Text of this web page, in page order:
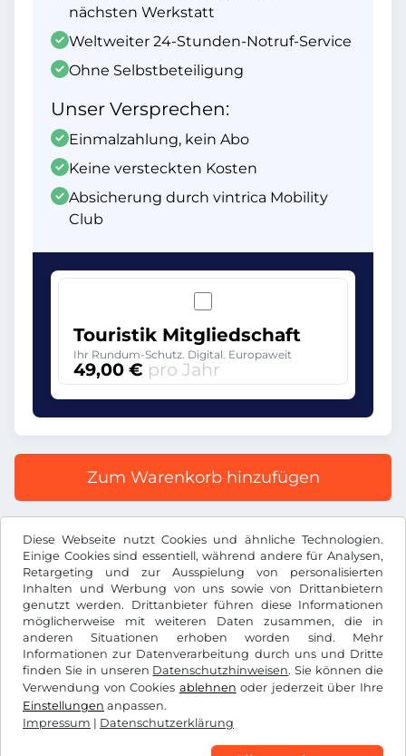
Diese Webseite nutzt Cookies und ähnliche Technologien.
Einige Cookies sind essentiell, während andere für Analysen,
Retargeting und zur Ausspielung von personalisierten
Inhalten und Werbung von uns sowie von Drittanbietern
genutzt werden. Drittanbieter führen diese Informationen
möglicherweise mit weiteren Daten zusammen, die in
anderen Situationen erhoben worden sind. Mehr
Informationen zur Datenverarbeitung durch uns und Dritte
finden Sie in unseren Datenschutzhinweisen. Sie können die
Verwendung von Cookies ablehnen oder jederzeit über Ihre
Einstellungen anpassen.
Impressum | Datenschutzerklärung
nächsten Werkstatt
Weltweiter 24-Stunden-Notruf-Service
Ohne Selbstbeteiligung
Unser Versprechen:
Einmalzahlung, kein Abo
Keine versteckten Kosten
Absicherung durch vintrica Mobility
Club
Touristik Mitgliedschaft
Ihr Rundum-Schutz. Digital. Europaweit
49,00 € pro Jahr
Zum Warenkorb hinzufügen
Alle Preise inkl. gesetzlicher MwSt.
€EUR
Facebook Instagram
AGB / Widerrufsrecht
Datenschutzerklärung
Impressum